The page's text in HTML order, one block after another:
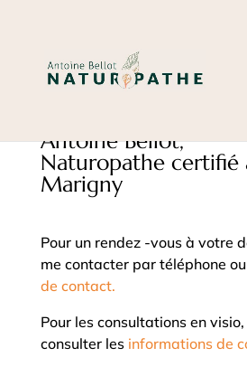
Antoine Bellot,
Naturopathe certifié
Marigny
Pour un rendez -vous à votre
me contacter par téléphone
de contact.
Pour les consultations en
consulter les informations de